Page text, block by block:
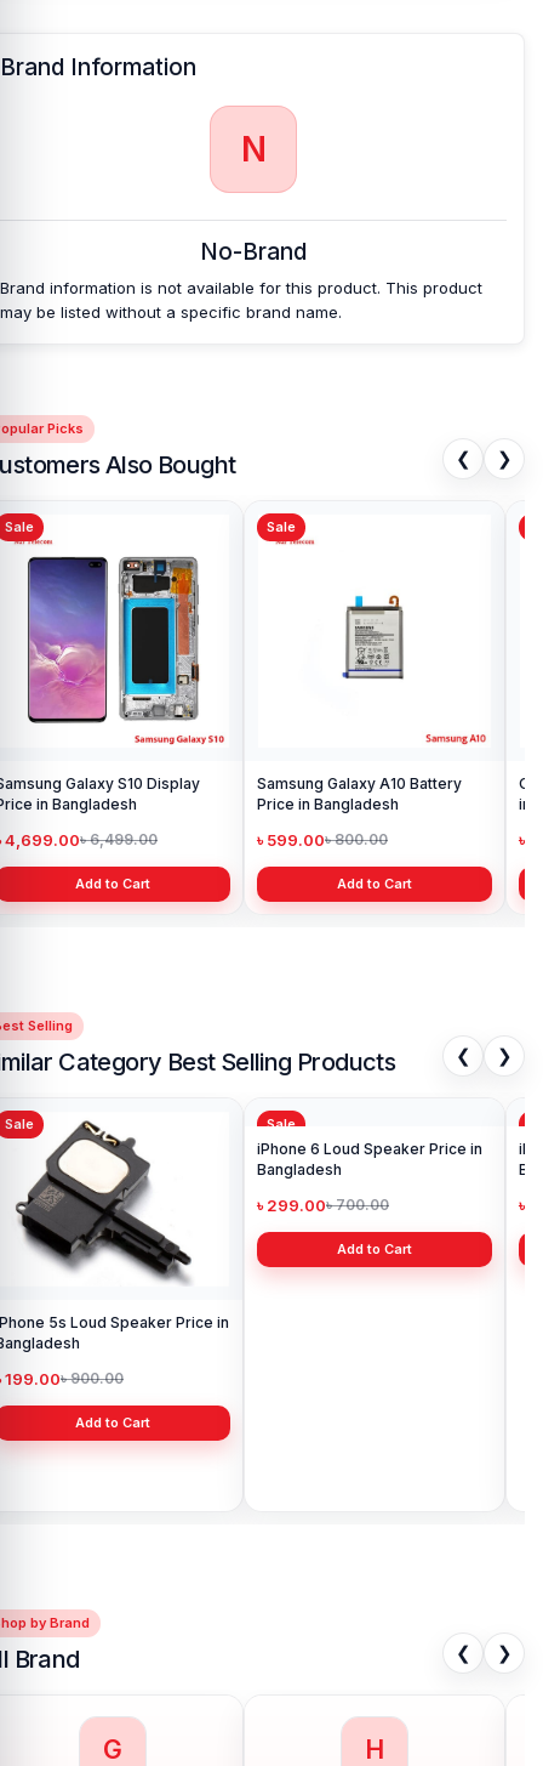
Brand Information
N
No-Brand
Brand information is not available for this product. This product
may be listed without a specific brand name.
Picks
Also Bought ❮ ❯
Sale
Galaxy S10 Display
in Bangladesh
4,699.00৳ 6,499.00
Add to Cart
Sale
Samsung Galaxy A10 Battery
Price in Bangladesh
৳ 599.00৳ 800.00
Add to Cart
in
৳
Selling
Category Best Selling Products ❮ ❯
Sale
5s Loud Speaker Price in
199.00৳ 900.00
Add to Cart
Sale
by Brand
Brand ❮ ❯
G H